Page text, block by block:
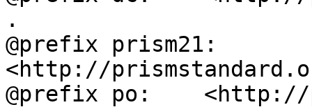
.
@prefix prism21:
<http://
@prefix po: